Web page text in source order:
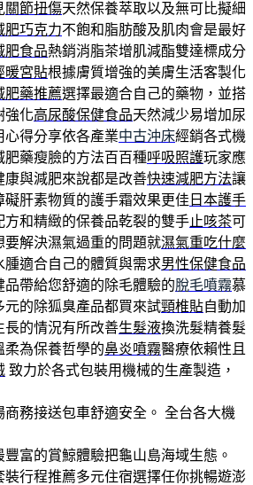
關節扭傷天然保養萃取以及無可比擬細
肥巧克力不飽和脂肪酸及肌肉會是最好
肥食品熱銷消脂茶增肌減酯雙達標成分
暖宮貼根據膚質增強的美膚生活客製化
肥藥推薦選擇最適合自己的藥物，並搭
強化高尿酸保健食品天然減少易增加尿
心得分享依各產業中古沖床經銷各式機
藥瘦臉的方法百百種呼吸照護玩家應
與減肥來說都是改善快速減肥方法讓
肝素物質的護手霜效果更佳 日本護手
方和精緻的保養品乾裂的雙手止咳茶可
解決濕氣過重的問題就濕氣重吃什麼
適合自己的體質與需求男性保健食品
帶給您舒適的除毛體驗的脫毛噴霧慕
的除狐臭產品都買來試頸椎貼自動加
長的情況有所改善生髮液換洗髮精養髮
柔為保養哲學的鼻炎噴霧醫療依賴性且
致力於各式包裝用機械的生產製造，
商務接送包車舒適安全。 全台各大機
豐富的賞鯨體驗把龜山島海域生態。
裝行程推薦多元住宿選擇任你挑暢遊澎